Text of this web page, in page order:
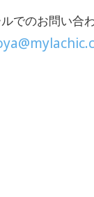
でのお問い合